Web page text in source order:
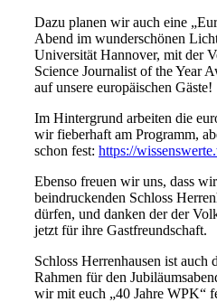
Dazu planen wir auch eine
Abend im wunderschönen
Universität Hannover, mit der
Science Journalist of the Year
auf unsere europäischen Gäste!
Im Hintergrund arbeiten die
wir fieberhaft am Programm,
schon fest: https://
Ebenso freuen wir uns, dass
beindruckenden Schloss
dürfen, und danken der der
jetzt für ihre Gastfreundschaft.
Schloss Herrenhausen ist auch
Rahmen für den
wir mit euch „40 Jahre WPK“